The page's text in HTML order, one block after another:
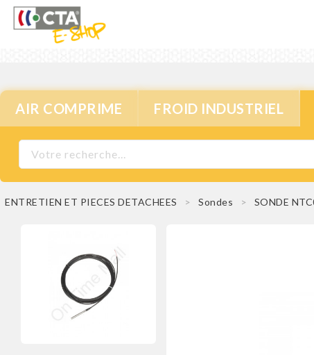
AIR COMPRIME FROID INDUSTRIEL
ENTRETIEN ET PIECES DETACHEES Sondes SONDE